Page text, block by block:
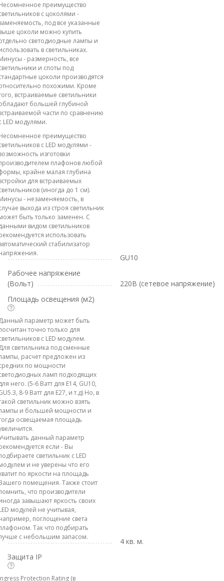
преимущество
с цоколями -
под все указанные
цоколи можно купить
светодиодные лампы и
в светильниках.
- размерность, все
и споты под
цоколи производятся
похожими. Кроме
встраиваемые светильники
большей глубиной
части по сравнению
LED модулями.
преимущество
с LED модулями -
изготовки
плафонов любой
крайне малая глубина
для встраиваемых
(иногда до 1 см).
- незаменяемость, в
выхода из строя светильник
быть только заменен. С
видом светильников
использовать
стабилизатор
GU10
Рабочее напряжение
(Вольт)
220В (сетевое напряжение)
Площадь освещения (м2)
параметр может быть
точно только для
с LED модулем.
светильника под сменные
расчет предложен из
по мощности
ламп подходящих
него. (5-6 Ватт для E14, GU10,
8-9 Ватт для E27, и т.д) Но, в
светильник можно взять
и большей мощности и
освещаемая площадь
данный параметр
если - Вы
светильник с LED
и не уверены что его
по яркости на площадь
помещения. Также стоит
что производители
завышают яркость своих
модулей не учитывая,
поглощение света
Так что подбирать
с небольшим запасом.
4 кв. м.
Защита IP
Protection Rating (в